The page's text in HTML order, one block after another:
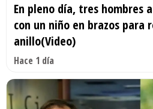
En pleno día, tres hombres
con un niño en brazos para
anillo(Video)
Hace 1 día